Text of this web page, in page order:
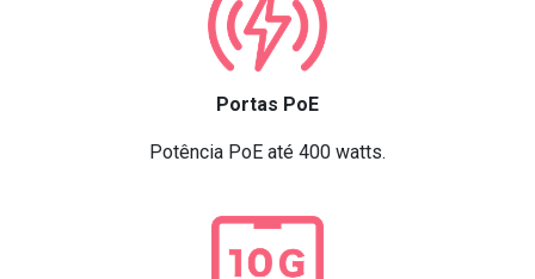
Portas PoE
Potência PoE até 400 watts.